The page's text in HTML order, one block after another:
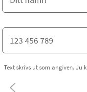
Text skrivs ut som angiven. Ju